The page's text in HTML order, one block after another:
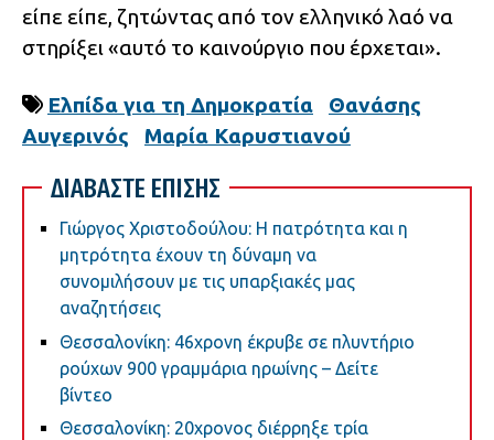
είπε είπε, ζητώντας από τον ελληνικό λαό να
στηρίξει «αυτό το καινούργιο που έρχεται».
Ελπίδα για τη Δημοκρατία
Θανάσης
Αυγερινός
Μαρία Καρυστιανού
ΔΙΑΒΑΣΤΕ ΕΠΙΣΗΣ
Γιώργος Χριστοδούλου: H πατρότητα και η
μητρότητα έχ​oυν τη δύναμη να
συνομιλήσουν με τις υπαρξιακές μας
αναζητήσεις
Θεσσαλονίκη: 46χρονη έκρυβε σε πλυντήριο
ρούχων 900 γραμμάρια ηρωίνης – Δείτε
βίντεο
Θεσσαλονίκη: 20χρονος διέρρηξε τρία